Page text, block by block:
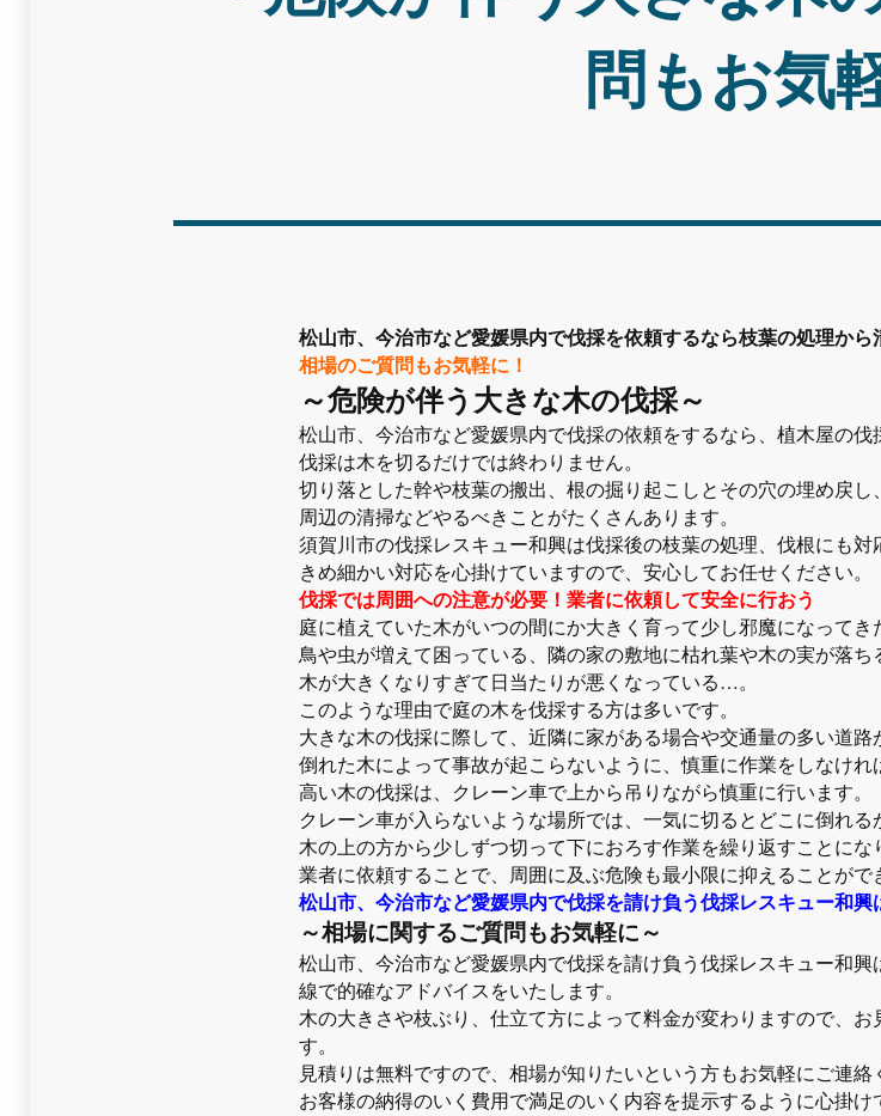
問もお気
松山市、今治市など愛媛県内で伐採を依頼するなら枝葉の処理から
相場のご質問もお気軽に！
～危険が伴う大きな木の伐採～
松山市、今治市など愛媛県内で伐採の依頼をするなら、植木屋の伐
伐採は木を切るだけでは終わりません。
切り落とした幹や枝葉の搬出、根の掘り起こしとその穴の埋め戻し、
周辺の清掃などやるべきことがたくさんあります。
須賀川市の伐採レスキュー和興は伐採後の枝葉の処理、伐根にも対
きめ細かい対応を心掛けていますので、安心してお任せください。
伐採では周囲への注意が必要！業者に依頼して安全に行おう
庭に植えていた木がいつの間にか大きく育って少し邪魔になってき
鳥や虫が増えて困っている、隣の家の敷地に枯れ葉や木の実が落ち
木が大きくなりすぎて日当たりが悪くなっている…。
このような理由で庭の木を伐採する方は多いです。
大きな木の伐採に際して、近隣に家がある場合や交通量の多い道路
倒れた木によって事故が起こらないように、慎重に作業をしなけれ
高い木の伐採は、クレーン車で上から吊りながら慎重に行います。
クレーン車が入らないような場所では、一気に切るとどこに倒れる
木の上の方から少しずつ切って下におろす作業を繰り返すことにな
業者に依頼することで、周囲に及ぶ危険も最小限に抑えることがで
松山市、今治市など愛媛県内で伐採を請け負う伐採レスキュー和興
～相場に関するご質問もお気軽に～
松山市、今治市など愛媛県内で伐採を請け負う伐採レスキュー和
線で的確なアドバイスをいたします。
木の大きさや枝ぶり、仕立て方によって料金が変わりますので、
す。
見積りは無料ですので、相場が知りたいという方もお気軽にご連絡
お客様の納得のいく費用で満足のいく内容を提示するように心掛け